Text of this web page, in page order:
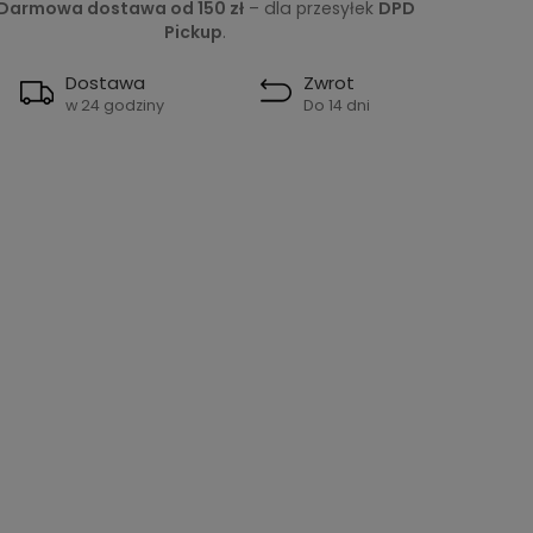
dostawa od 150 zł – dla przesyłek DPD
Pickup.
Dostawa
w 24 godziny
Zwrot
Do 14 dni